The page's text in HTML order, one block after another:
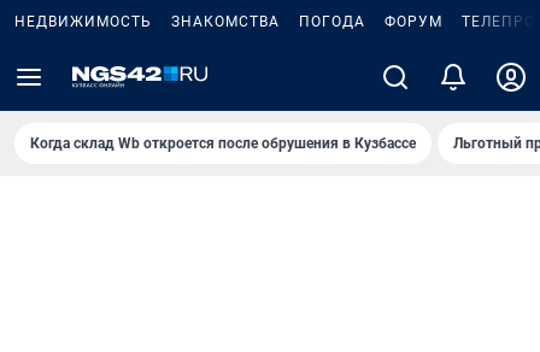
НЕДВИЖИМОСТЬ ЗНАКОМСТВА ПОГОДА ФОРУМ
Когда склад Wb откроется после обрушения в Кузбассе Льготный